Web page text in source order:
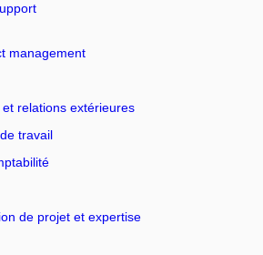
management
relations extérieures
travail
de projet et expertise